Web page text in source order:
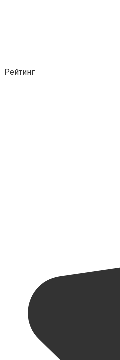
Рейтинг